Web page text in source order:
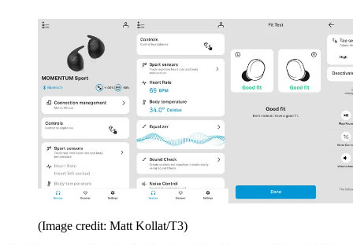
(Image credit: Matt Kollat/T3)